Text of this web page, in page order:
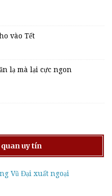
vào Tết
lạ mà lại cực ngon
uy tín
Vũ Đại xuất ngoại